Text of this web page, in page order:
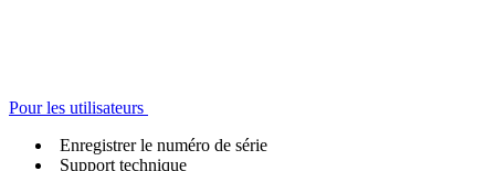
Pour les utilisateurs
Enregistrer le numéro de série
Support technique